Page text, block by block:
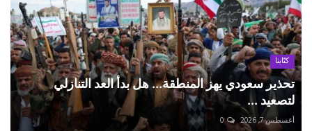
كتّابنا
تحذير سعودي يهز المنطقة... هل بدأ العد التنازلي
لتصعيد ...
أغسطس 7, 2026 0